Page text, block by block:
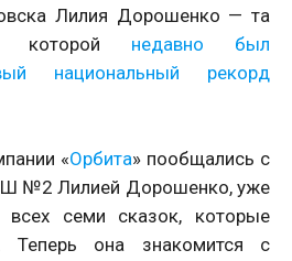
Лилия Дорошенко — та
которой недавно был
национальный рекорд
«Орбита» пообщались с
№2 Лилией Дорошенко, уже
всех семи сказок, которые
Теперь она знакомится с